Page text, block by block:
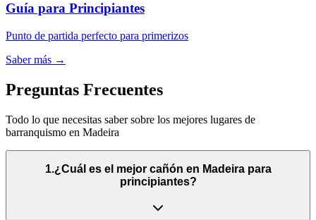
Guía para Principiantes
Punto de partida perfecto para primerizos
Saber más →
Preguntas Frecuentes
Todo lo que necesitas saber sobre los mejores lugares de
barranquismo en Madeira
1.¿Cuál es el mejor cañón en Madeira para
principiantes?